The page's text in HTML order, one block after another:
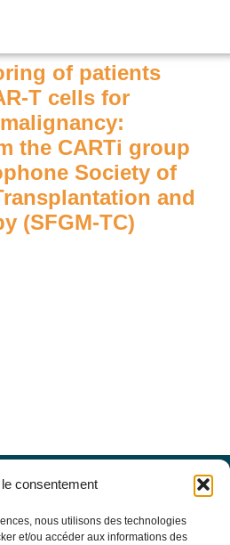
consentement
nous utilisons des technologies
et/ou accéder aux informations des
of patients
T cells for
the CARTi group
Society of
and
(SFGM-TC)